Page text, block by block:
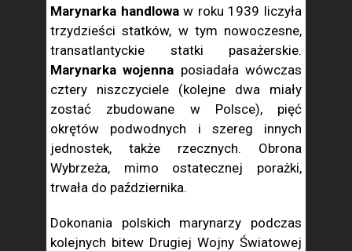
Marynarka handlowaw roku 1939 liczyła
trzydzieści statków, w tym nowoczesne,
transatlantyckie statki pasażerskie.
Marynarka wojenna posiadała wówczas
cztery niszczyciele (kolejne dwa miały
zostać zbudowane w Polsce), pięć
okrętów podwodnych i szereg innych
jednostek, także rzecznych. Obrona
Wybrzeża, mimo ostatecznej porażki,
trwała do października.
Dokonania polskich marynarzy podczas
kolejnych bitew Drugiej Wojny Światowej